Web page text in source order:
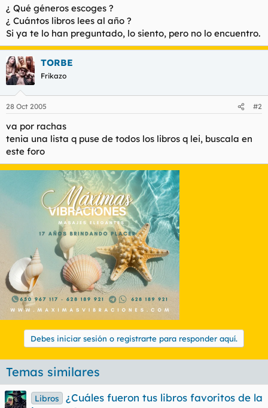
r
d
e
t
e
m
a
n
c
i
o
¿ Qué géneros escoges ?
¿ Cuántos libros lees al año ?
Si ya te lo han preguntado, lo siento, pero no lo encuentro.
TORBE
Frikazo
28 Oct 2005 #2
va por rachas
tenia una lista q puse de todos los libros q lei, buscala en
este foro
Debes iniciar sesión o registrarte para responder aquí.
Temas similares
Libros
¿Cuáles fueron tus libros favoritos de la